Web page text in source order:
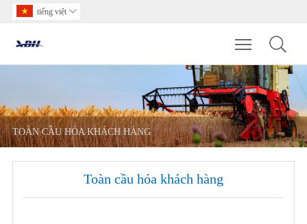
tiếng việt 
Toggle
TOÀN CẦU HÓA KHÁCH HÀNG
Toàn cầu hóa khách hàng